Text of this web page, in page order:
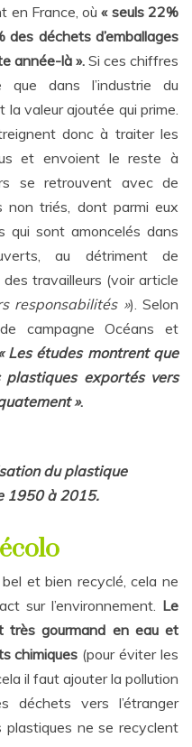
en France, où « seuls 22%
déchets d’emballages
année-là ». Si ces chiffres
dans l’industrie du
la valeur ajoutée qui prime.
donc à traiter les
et envoient le reste à
se retrouvent avec de
non triés, dont parmi eux
qui sont amoncelés dans
au détriment de
travailleurs (voir article
responsabilités »). Selon
campagne Océans et
Les études montrent que
exportés vers
».
du plastique
1950 à 2015.
et bien recyclé, cela ne
sur l’environnement. Le
très gourmand en eau et
chimiques (pour éviter les
il faut ajouter la pollution
déchets vers l’étranger
plastiques ne se recyclent